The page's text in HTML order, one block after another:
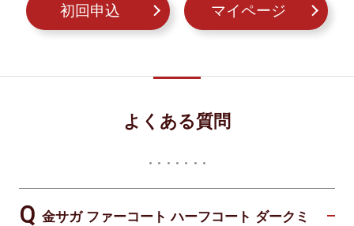
初回申込 マイページ
よくある質問
金サガ ファーコート ハーフコート ダークミ